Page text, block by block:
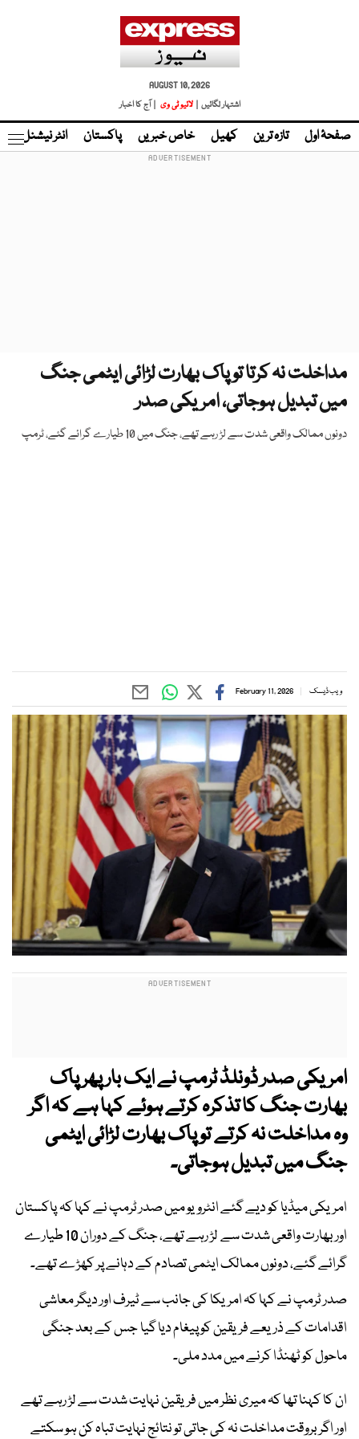
AUGUST 10, 2026
اشتہار لگائیں |
لائیو ٹی وی | آج کا اخبار
صفحۂ اول تازہ ترین کھیل خاص خبریں پاکستان انٹر نیشنل
مداخلت نہ کرتا تو پاک بھارت لڑائی ایٹمی جنگ
میں تبدیل ہوجاتی، امریکی صدر
دونوں ممالک واقعی شدت سے لڑ رہے تھے، جنگ میں 10 طیارے گرائے گئے، ٹرمپ
ویب ڈیسک February 11, 2026
امریکی صدر ڈونلڈ ٹرمپ نے ایک بار پھر پاک
بھارت جنگ کا تذکرہ کرتے ہوئے کہا ہے کہ اگر
وہ مداخلت نہ کرتے تو پاک بھارت لڑائی ایٹمی
جنگ میں تبدیل ہوجاتی۔
امریکی میڈیا کو دیے گئے انٹرویو میں صدر ٹرمپ نے کہا کہ پاکستان
اور بھارت واقعی شدت سے لڑ رہے تھے، جنگ کے دوران 10 طیارے
گرائے گئے، دونوں ممالک ایٹمی تصادم کے دہانے پر کھڑے تھے۔
صدر ٹرمپ نے کہا کہ امریکا کی جانب سے ٹیرف اور دیگر معاشی
اقدامات کے ذریعے فریقین کو پیغام دیا گیا جس کے بعد جنگی
ماحول کو ٹھنڈا کرنے میں مدد ملی۔
ان کا کہنا تھا کہ میری نظر میں فریقین نہایت شدت سے لڑ رہے تھے
اور اگر بروقت مداخلت نہ کی جاتی تو نتائج نہایت تباہ کن ہو سکتے